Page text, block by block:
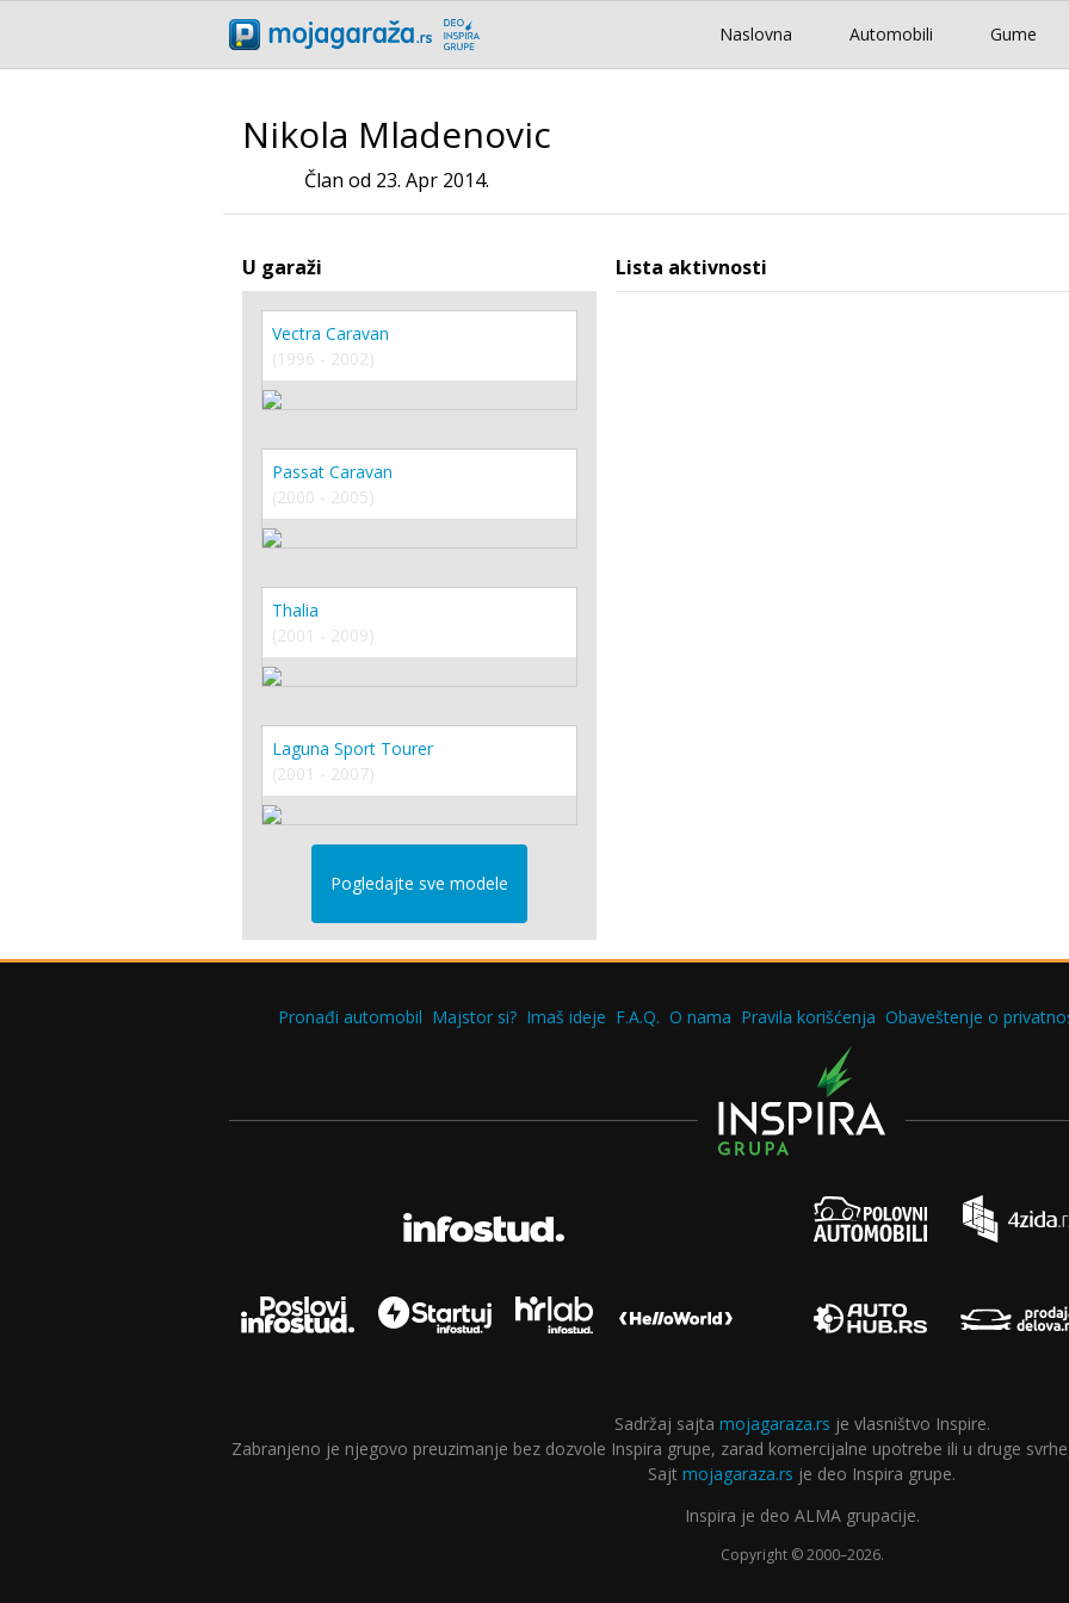
Naslovna Automobili Gume
Nikola Mladenovic
Član od 23. Apr 2014.
U garaži
Vectra Caravan
(1996 - 2002)
Passat Caravan
(2000 - 2005)
Thalia
(2001 - 2009)
Laguna Sport Tourer
(2001 - 2007)
Pogledajte sve modele
Lista aktivnosti
Pronađi automobil Majstor si? Imaš ideje F.A.Q. O nama Pravila korišćenja Obaveštenje o
Sadržaj sajta mojagaraza.rs je vlasništvo Inspire.
Zabranjeno je njegovo preuzimanje bez dozvole Inspira grupe, zarad komercijalne upotrebe ili u druge
Sajt mojagaraza.rs je deo Inspira grupe.
Inspira je deo ALMA grupacije.
Copyright © 2000–2026.